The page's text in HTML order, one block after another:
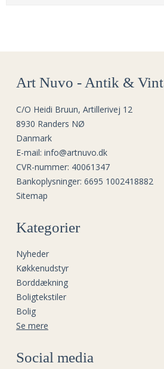
Art Nuvo - Antik &
C/O Heidi Bruun, Artillerivej 12
8930 Randers NØ
Danmark
E-mail: info@artnuvo.dk
CVR-nummer: 40061347
Bankoplysninger: 6695 1002418882
Sitemap
Kategorier
Nyheder
Køkkenudstyr
Borddækning
Boligtekstiler
Bolig
Se mere
Social media